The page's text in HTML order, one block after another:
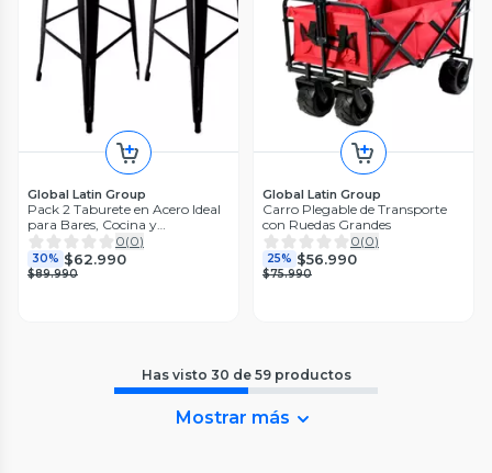
Global Latin Group
Pack 2 Taburete en Acero Ideal
para Bares, Cocina y
Restaurante
0(0)
30% $62.990
$89.990
Global Latin Group
Carro Plegable de Transporte
con Ruedas Grandes
0(0)
25% $56.990
$75.990
Has visto 30 de 59 productos
Mostrar más